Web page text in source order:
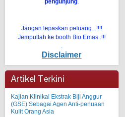
pengunjung.
Jangan lepaskan peluang...!!!!
Jemputlah ke booth Bio Emas..!!!
.
Disclaimer
Artikel Terkini
Kajian Klinikal Ekstrak Biji Anggur
(GSE) Sebagai Agen Anti-penuaan
Kulit Orang Asia